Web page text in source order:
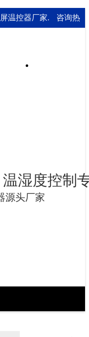
温控器厂家. 咨询热
湿度控制
源头厂家